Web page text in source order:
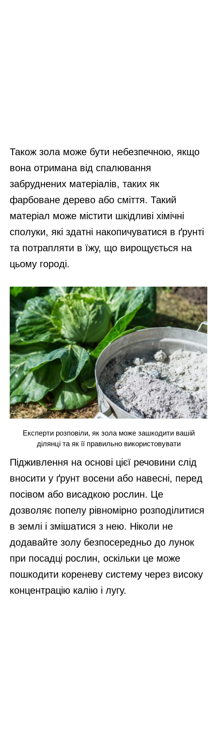
Також зола може бути небезпечною, якщо
вона отримана від спалювання
забруднених матеріалів, таких як
фарбоване дерево або сміття. Такий
матеріал може містити шкідливі хімічні
сполуки, які здатні накопичуватися в ґрунті
та потрапляти в їжу, що вирощується на
цьому городі.
Експерти розповіли, як зола може зашкодити вашій
ділянці та як її правильно використовувати
Підживлення на основі цієї речовини слід
вносити у ґрунт восени або навесні, перед
посівом або висадкою рослин. Це
дозволяє попелу рівномірно розподілитися
в землі і змішатися з нею. Ніколи не
додавайте золу безпосередньо до лунок
при посадці рослин, оскільки це може
пошкодити кореневу систему через високу
концентрацію калію і лугу.